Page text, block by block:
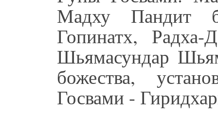
Мадху Пандит
Гопинатх,
Шьямасундар
божества,
Госвами -